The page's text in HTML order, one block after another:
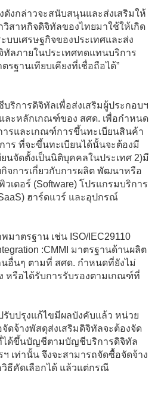
ดังกล่าวจะสนับสนุนและส่งเสริมให้
สาหกิจดิจิทัลของไทยมาใช้ให้เกิด
บเศรษฐกิจของประเทศและส่ง
ลภายในประเทศทดแทนบริการ
รฐานเทียบเคียงที่เชื่อถือได้”
ริการดิจิทัลเพื่อส่งเสริมผู้ประกอบฯ
ละหลักเกณฑ์ของ สศด. เพื่อกำหนด
รและเกณฑ์การขึ้นทะเบียนสินค้า
าร ที่จะขึ้นทะเบียนได้นั้นจะต้องมี
นจัดตั้งเป็นนิติบุคคลในประเทศ 2)มี
จการเกี่ยวกับการผลิต พัฒนาหรือ
เตอร์ (Software) โปรแกรมบริการ
ฮาร์ดแวร์ และอุปกรณ์
าตรฐาน เช่น ISO/IEC29110
:CMMI มาตรฐานด้านผลิต
อื่นๆ ตามที่ สศด. กำหนดที่ยังไม่
หรือได้รับการรับรองตามเกณฑ์ที่
รับปรุงแก้ไขมีผลบังคับแล้ว หน่วย
ดจ้างพัสดุส่งเสริมดิจิทัลจะต้องจัด
ได้ขึ้นบัญชีตามบัญชีบริการดิจิทัล
ฯ เท่านั้น จึงจะสามารถจัดซื้อจัดจ้าง
วิธีคัดเลือกได้ แล้วแต่กรณี